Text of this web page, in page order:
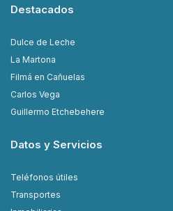
Destacados
Dulce de Leche
La Martona
Filmá en Cañuelas
Carlos Vega
Guillermo Etchebehere
Datos y Servicios
Teléfonos útiles
Transportes